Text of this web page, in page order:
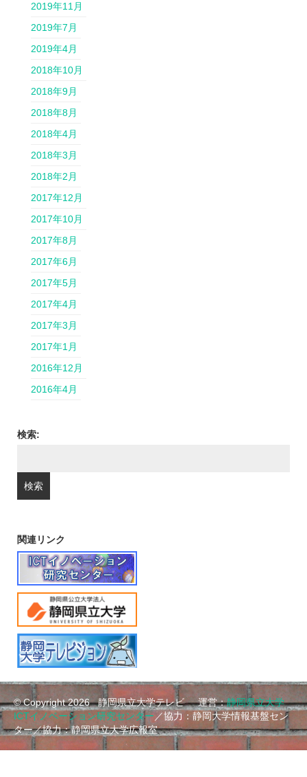
2019年11月
2019年7月
2019年4月
2018年10月
2018年9月
2018年8月
2018年4月
2018年3月
2018年2月
2017年12月
2017年10月
2017年8月
2017年6月
2017年5月
2017年4月
2017年3月
2017年1月
2016年12月
2016年4月
検索:
関連リンク
© Copyright 2026静岡県立大学テレビ 運営：静岡県立大学
ICTイノベーション研究センター／協力：静岡大学情報基盤セン
ター／協力：静岡県立大学広報室